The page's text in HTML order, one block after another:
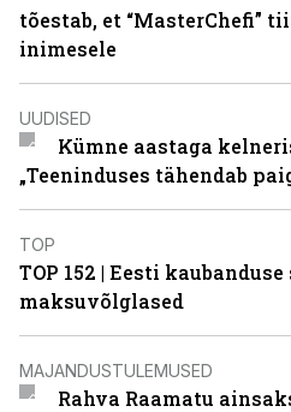
tõestab, et “MasterChefi”
inimesele
UUDISED
Kümne aastaga
„Teeninduses tähendab
TOP
TOP 152 | Eesti
maksuvõlglased
MAJANDUSTULEMUSED
Rahva Raamatu